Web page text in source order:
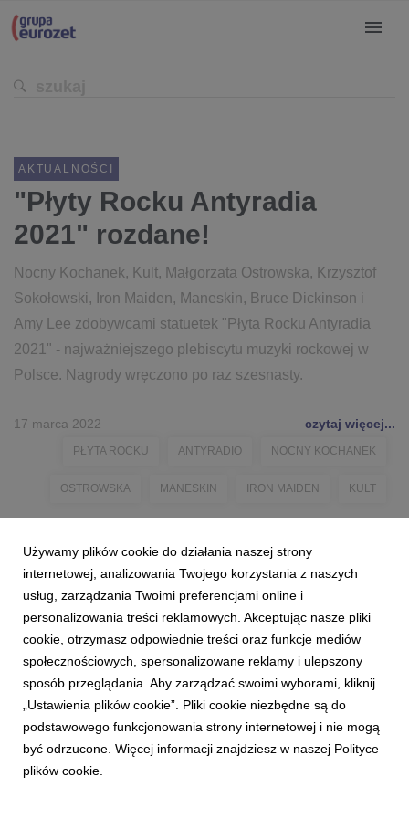
AKTUALNOŚCI
"Płyty Rocku Antyradia
2021" rozdane!
Nocny Kochanek, Kult, Małgorzata Ostrowska, Krzysztof
Sokołowski, Iron Maiden, Maneskin, Bruce Dickinson i
Amy Lee zdobywcami statuetek "Płyta Rocku Antyradia
2021" - najważniejszego plebiscytu muzyki rockowej w
Polsce. Nagrody wręczono po raz szesnasty.
17 marca 2022 czytaj więcej...
PŁYTA ROCKU ANTYRADIO NOCNY KOCHANEK
OSTROWSKA MANESKIN IRON MAIDEN KULT
Używamy plików cookie do działania naszej strony
internetowej, analizowania Twojego korzystania z naszych
usług, zarządzania Twoimi preferencjami online i
personalizowania treści reklamowych. Akceptując nasze pliki
cookie, otrzymasz odpowiednie treści oraz funkcje mediów
społecznościowych, spersonalizowane reklamy i ulepszony
sposób przeglądania. Aby zarządzać swoimi wyborami, kliknij
„Ustawienia plików cookie”. Pliki cookie niezbędne są do
podstawowego funkcjonowania strony internetowej i nie mogą
być odrzucone. Więcej informacji znajdziesz w naszej Polityce
plików cookie.